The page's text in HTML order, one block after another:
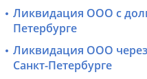
Ликвидация ООО с
Петербурге
Ликвидация ООО
Санкт-Петербурге